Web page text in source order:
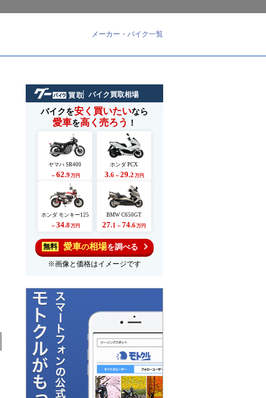
メーカー・バイク一覧
バイク買取相場
バイクを安く買いたいなら
愛車を高く売ろう ！
ヤマハ SR400
～ 62.9 万円
ホンダ PCX
3.6 ～ 29.2 万円
ホンダ モンキー125
～ 34.8万円
BMW C650GT
27.1 ～ 74.6万円
無料 愛車の相場を調べる
※画像と価格はイメージです